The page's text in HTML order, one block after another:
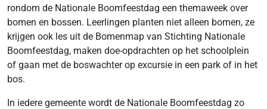
rondom de Nationale Boomfeestdag een themaweek over
bomen en bossen. Leerlingen planten niet alleen bomen, ze
krijgen ook les uit de Bomenmap van Stichting Nationale
Boomfeestdag, maken doe-opdrachten op het schoolplein
of gaan met de boswachter op excursie in een park of in het
bos.
In iedere gemeente wordt de Nationale Boomfeestdag zo